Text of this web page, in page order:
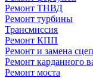
Ремонт ТНВД
Ремонт турбины
Трансмиссия
Ремонт КПП
Ремонт и замена
Ремонт карданного
Ремонт моста